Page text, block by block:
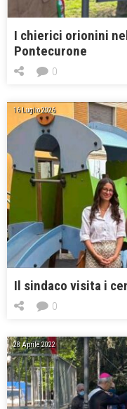
I chierici orionini
Pontecurone
0
16 Luglio 2026
Il sindaco visita i
0
28 Aprile 2022